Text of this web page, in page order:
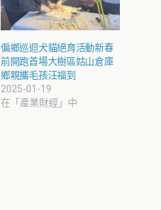
偏鄉巡迴犬貓絕育活動新春
前開跑首場大樹區姑山倉庫
鄉親攜毛孩汪福到
2025-01-19
在「產業財經」中